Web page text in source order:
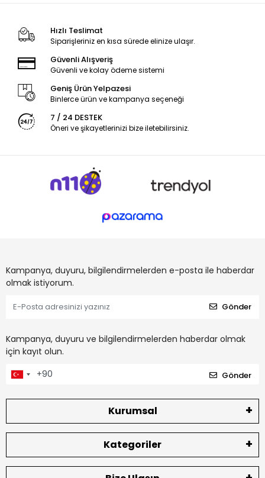
Hızlı Teslimat
Siparişleriniz en kısa sürede elinize ulaşır.
Güvenli Alışveriş
Güvenli ve kolay ödeme sistemi
Geniş Ürün Yelpazesi
Binlerce ürün ve kampanya seçeneği
7 / 24 DESTEK
Öneri ve şikayetlerinizi bize iletebilirsiniz.
Kampanya, duyuru, bilgilendirmelerden e-posta ile haberdar
olmak istiyorum.
Gönder
Kampanya, duyuru ve bilgilendirmelerden haberdar olmak
için kayıt olun.
Gönder
Kurumsal
Kategoriler